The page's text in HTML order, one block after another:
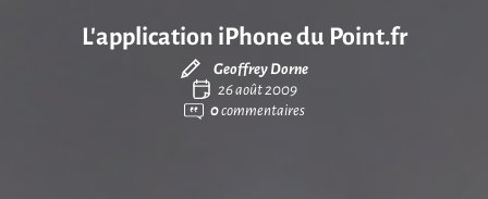
L’application iPhone du Point.fr
Geoffrey Dorne
26 août 2009
0commentaires